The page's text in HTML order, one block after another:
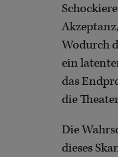
Wodurch
ein
das
die
Die
dieses